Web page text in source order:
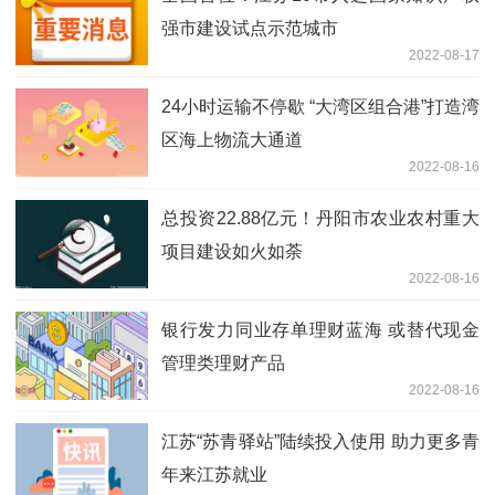
强市建设试点示范城市
2022-08-17
24小时运输不停歇 “大湾区组合港”打造湾
区海上物流大通道
2022-08-16
总投资22.88亿元！丹阳市农业农村重大
项目建设如火如荼
2022-08-16
银行发力同业存单理财蓝海 或替代现金
管理类理财产品
2022-08-16
江苏“苏青驿站”陆续投入使用 助力更多青
年来江苏就业